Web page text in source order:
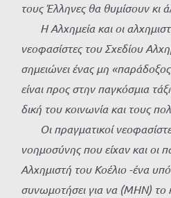
τους Έλληνες θα θυμίσουν κι
Η Αλχημεία και οι
νεοφασίστες του Σχεδίου
σημειώνει ένας μη
είναι προς στην παγκόσμια
δική του κοινωνία και τους
Οι πραγματικοί
νοημοσύνης που είχαν και οι
Αλχημιστή του Κοέλιο -ένα
συνωμοτήσει για να (ΜΗΝ) το